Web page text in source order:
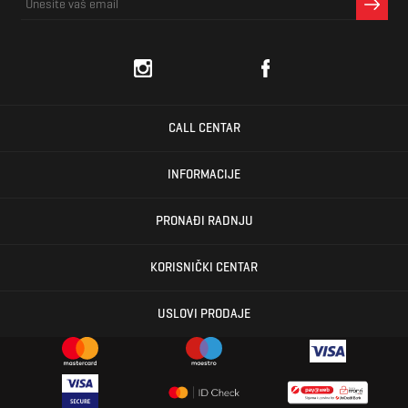
CALL CENTAR
INFORMACIJE
PRONAĐI RADNJU
KORISNIČKI CENTAR
USLOVI PRODAJE